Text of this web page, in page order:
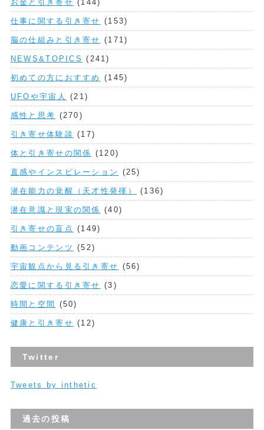
お金と引き寄せ (144)
仕事に関する引き寄せ (153)
脳の仕組みと引き寄せ (171)
NEWS&TOPICS (241)
初めての方におすすめ (145)
UFOや宇宙人 (21)
感性と思考 (270)
引き寄せ体験談 (17)
体と引き寄せの関係 (120)
直感やインスピレーション (25)
潜在能力の覚醒（天才性発揮） (136)
潜在意識と現実の関係 (40)
引き寄せの盲点 (149)
動画コンテンツ (52)
宇宙観点から見る引き寄せ (56)
恋愛に関する引き寄せ (3)
時間と空間 (50)
健康と引き寄せ (12)
Twitter
Tweets by inthetic
過去の投稿